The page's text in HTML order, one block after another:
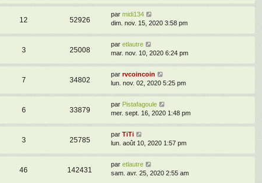
12 52926
par midi134
dim. nov. 15, 2020 3:58 pm
3 25008
par etlautre
mar. nov. 10, 2020 6:24 pm
7 34802
par rvcoincoin
lun. nov. 02, 2020 5:25 pm
6 33879
par Pistafagoule
mer. sept. 16, 2020 1:48 pm
3 25785
par TiTi
lun. août 10, 2020 1:57 pm
46 142431
par etlautre
sam. avr. 25, 2020 2:55 am